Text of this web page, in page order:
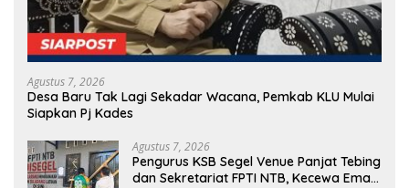
Agustus 7, 2026
Desa Baru Tak Lagi Sekadar Wacana, Pemkab KLU Mulai
Siapkan Pj Kades
Agustus 7, 2026
Pengurus KSB Segel Venue Panjat Tebing
dan Sekretariat FPTI NTB, Kecewa Emas